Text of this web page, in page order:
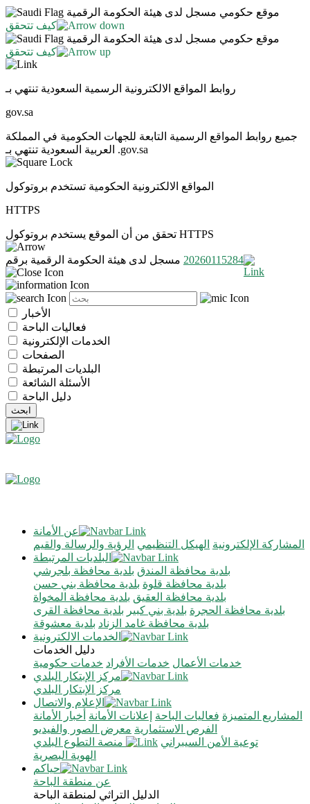
موقع حكومي مسجل لدى هيئة الحكومة الرقمية
كيف تتحقق
موقع حكومي مسجل لدى هيئة الحكومة الرقمية
كيف تتحقق
روابط المواقع الالكترونية الرسمية السعودية تنتهي بـ
gov.sa
جميع روابط المواقع الرسمية التابعة للجهات الحكومية في المملكة
العربية السعودية تنتهي بـ .gov.sa
المواقع الالكترونية الحكومية تستخدم بروتوكول
HTTPS
تحقق من أن الموقع يستخدم بروتوكول HTTPS
مسجل لدى هيئة الحكومة الرقمية برقم 20260115284
الأخبار
فعاليات الباحة
الخدمات الإلكترونية
الصفحات
البلديات المرتبطة
الأسئلة الشائعة
دليل الباحة
عن الأمانة
الرؤية والرسالة والقيم الهيكل التنظيمي المشاركة الإلكترونية
البلديات المرتبطة
بلدية محافظة بلجرشي بلدية محافظة المندق
بلدية محافظة بني حسن بلدية محافظة قلوة
بلدية محافظة المخواة بلدية محافظة العقيق
بلدية محافظة القرى بلدية بني كبير بلدية محافظة الحجرة
بلدية معشوقة بلدية محافظة غامد الزناد
الخدمات الالكترونية
دليل الخدمات
خدمات حكومية خدمات الأفراد خدمات الأعمال
مركز الإبتكار البلدي
مركز الإبتكار البلدي
الإعلام والاتصال
أخبار الأمانة إعلانات الأمانة فعاليات الباحة المشاريع المتميزة
معرض الصور والفيديو الفرص الاستثمارية
منصة التطوع البلدي
توعية الأمن السيبراني
الهوية البصرية
حياكم
عن منطقة الباحة
الدليل التراثي لمنطقة الباحة